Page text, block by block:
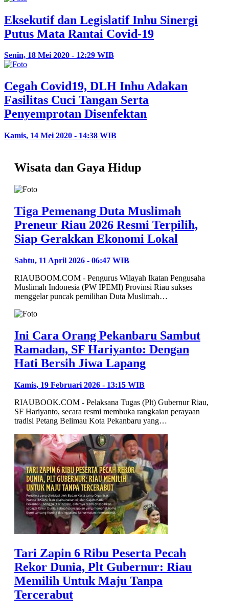
Eksekutif dan Legislatif Inhu Sinergi
Putus Mata Rantai Covid-19
Senin, 18 Mei 2020 - 12:29 WIB
Cegah Covid19, DLH Inhu Adakan
Fasilitas Cuci Tangan Serta
Penyemprotan Disenfektan
Kamis, 14 Mei 2020 - 14:38 WIB
Wisata dan Gaya Hidup
Tiga Pemenang Duta Muslimah
Preneur Riau 2026 Resmi Terpilih,
Siap Gerakkan Ekonomi Lokal
Sabtu, 11 April 2026 - 06:47 WIB
RIAUBOOM.COM - Pengurus Wilayah Ikatan Pengusaha
Muslimah Indonesia (PW IPEMI) Provinsi Riau sukses
menggelar puncak pemilihan Duta Muslimah…
Ini Cara Orang Pekanbaru Sambut
Ramadan, SF Hariyanto: Dengan
Hati Bersih Jiwa Lapang
Kamis, 19 Februari 2026 - 13:15 WIB
RIAUBOOK.COM - Pelaksana Tugas (Plt) Gubernur Riau,
SF Hariyanto, secara resmi membuka rangkaian perayaan
tradisi Petang Belimau Kota Pekanbaru yang…
Tari Zapin 6 Ribu Peserta Pecah
Rekor Dunia, Plt Gubernur: Riau
Memilih Untuk Maju Tanpa
Tercerabut